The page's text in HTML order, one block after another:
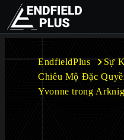
EndfieldPlus
menu con
EndfieldPlus
Sự
Chiêu Mộ Đặc
Yvonne trong